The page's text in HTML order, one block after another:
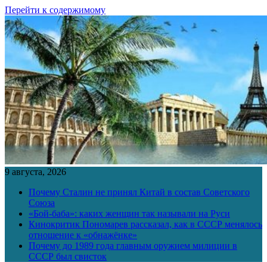
Перейти к содержимому
9 августа, 2026
Почему Сталин не принял Китай в состав Советского
Союза
«Бой-баба»: каких женщин так называли на Руси
Кинокритик Пономарев рассказал, как в СССР менялось
отношение к «обнажёнке»
Почему до 1989 года главным оружием милиции в
СССР был свисток